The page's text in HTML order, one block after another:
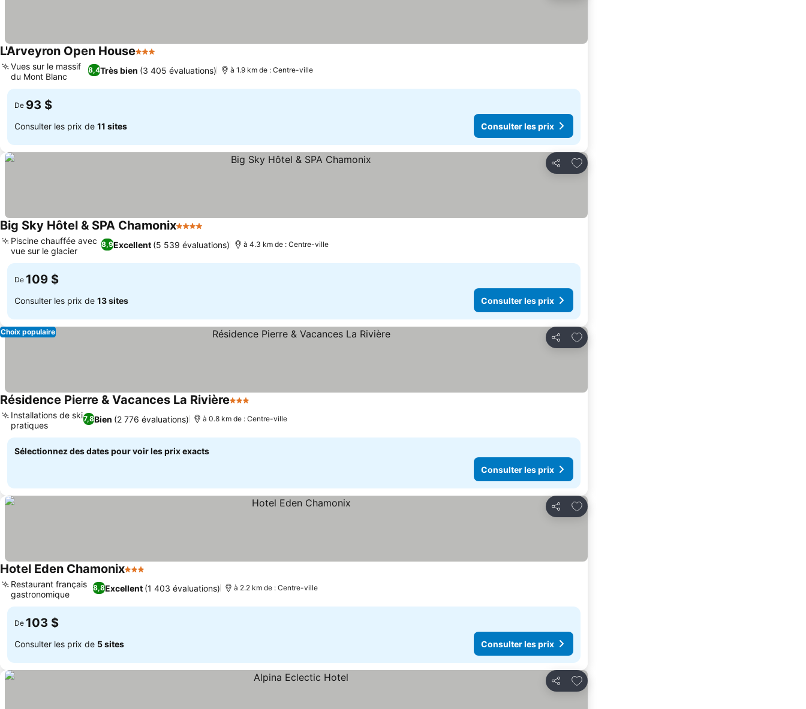
L'Arveyron Open House3 Étoiles
8,4Très bien (3 405 évaluations)
Vues sur le massif
du Mont Blanc
à 1.9 km de : Centre-ville
De 93 $
Consulter les prix de 11 sites Consulter les prix
Partager
Ajouter à mes favoris
Big Sky Hôtel & SPA Chamonix4 Étoiles
8,9Excellent (5 539 évaluations)
Piscine chauffée avec
vue sur le glacier
à 4.3 km de : Centre-ville
De 109 $
Consulter les prix de 13 sites Consulter les prix
Partager
Ajouter à mes favoris
Choix populaire
Résidence Pierre & Vacances La Rivière3 Étoiles
7,8Bien (2 776 évaluations)
Installations de ski
pratiques
à 0.8 km de : Centre-ville
Sélectionnez des dates pour voir les prix exacts
Consulter les prix
Partager
Ajouter à mes favoris
Hotel Eden Chamonix3 Étoiles
8,8Excellent (1 403 évaluations)
Restaurant français
gastronomique
à 2.2 km de : Centre-ville
De 103 $
Consulter les prix de 5 sites Consulter les prix
Partager
Ajouter à mes favoris